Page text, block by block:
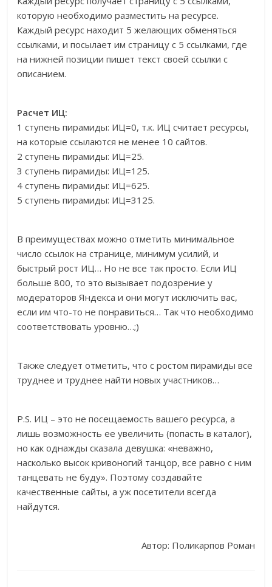
которую необходимо разместить на ресурсе.
Каждый ресурс находит 5 желающих обменяться
ссылками, и посылает им страницу с 5 ссылками, где
на нижней позиции пишет текст своей ссылки с
описанием.
Расчет ИЦ:
1 ступень пирамиды: ИЦ=0, т.к. ИЦ считает ресурсы,
на которые ссылаются не менее 10 сайтов.
2 ступень пирамиды: ИЦ=25.
3 ступень пирамиды: ИЦ=125.
4 ступень пирамиды: ИЦ=625.
5 ступень пирамиды: ИЦ=3125.
В преимуществах можно отметить минимальное
число ссылок на странице, минимум усилий, и
быстрый рост ИЦ… Но не все так просто. Если ИЦ
больше 800, то это вызывает подозрение у
модераторов Яндекса и они могут исключить вас,
если им что-то не понравиться… Так что необходимо
соответствовать уровню…;)
Также следует отметить, что с ростом пирамиды все
труднее и труднее найти новых участников…
P.S. ИЦ – это не посещаемость вашего ресурса, а
лишь возможность ее увеличить (попасть в каталог),
но как однажды сказала девушка: «неважно,
насколько высок кривоногий танцор, все равно с ним
танцевать не буду». Поэтому создавайте
качественные сайты, а уж посетители всегда
найдутся.
Автор: Поликарпов Роман